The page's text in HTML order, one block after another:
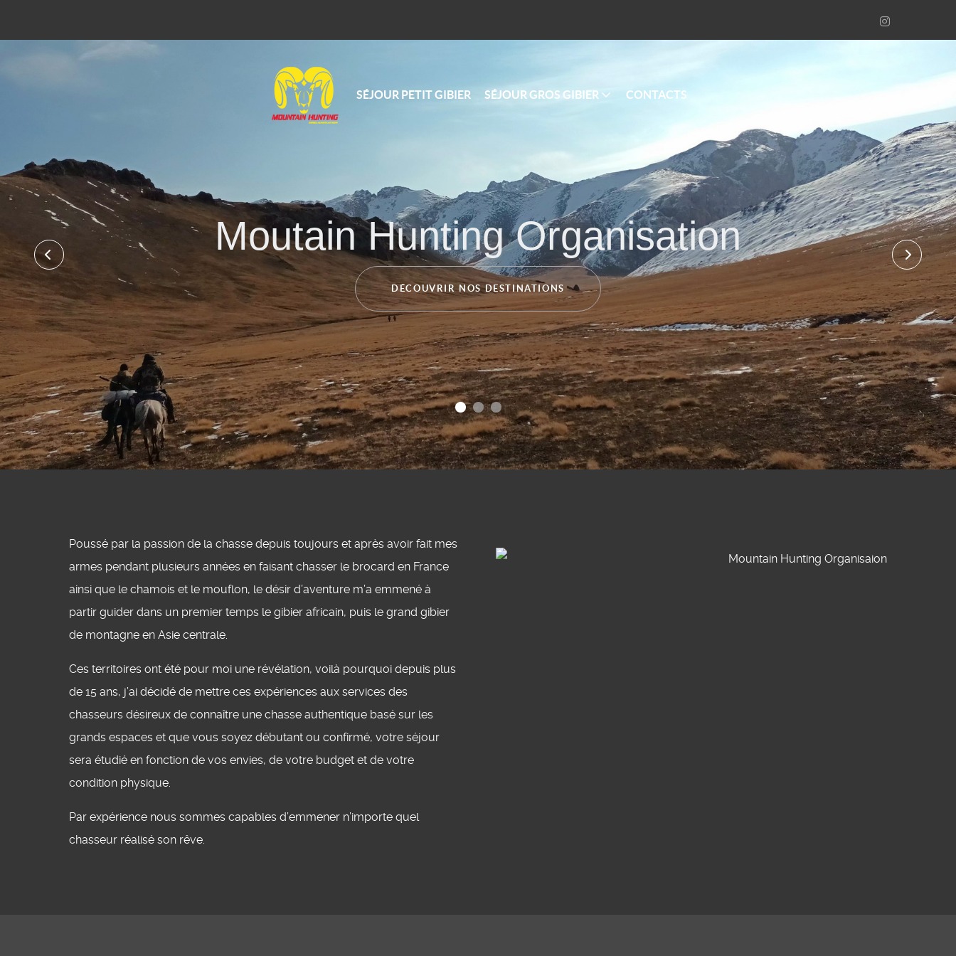
SÉJOUR PETIT GIBIER SÉJOUR GROS GIBIER CONTACTS
Moutain Hunting Organisation
DÉCOUVRIR NOS DESTINATIONS
Poussé par la passion de la chasse depuis toujours et après avoir fait mes
armes pendant plusieurs années en faisant chasser le brocard en France
ainsi que le chamois et le mouflon, le désir d’aventure m’a emmené à
partir guider dans un premier temps le gibier africain, puis le grand gibier
de montagne en Asie centrale.
Ces territoires ont été pour moi une révélation, voilà pourquoi depuis plus
de 15 ans, j’ai décidé de mettre ces expériences aux services des
chasseurs désireux de connaître une chasse authentique basé sur les
grands espaces et que vous soyez débutant ou confirmé, votre séjour
sera étudié en fonction de vos envies, de votre budget et de votre
condition physique.
Par expérience nous sommes capables d’emmener n’importe quel
chasseur réalisé son rêve.